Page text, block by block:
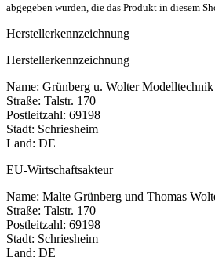
abgegeben wurden, die das Produkt in diesem
Herstellerkennzeichnung
Herstellerkennzeichnung
Name: Grünberg u. Wolter
Straße: Talstr. 170
Postleitzahl: 69198
Stadt: Schriesheim
Land: DE
EU-Wirtschaftsakteur
Name: Malte Grünberg und Thomas
Straße: Talstr. 170
Postleitzahl: 69198
Stadt: Schriesheim
Land: DE